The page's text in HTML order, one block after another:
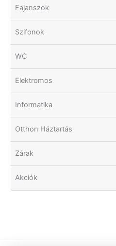
Fajanszok
Szifonok
WC
Elektromos
Informatika
Otthon Háztartás
Zárak
Akciók